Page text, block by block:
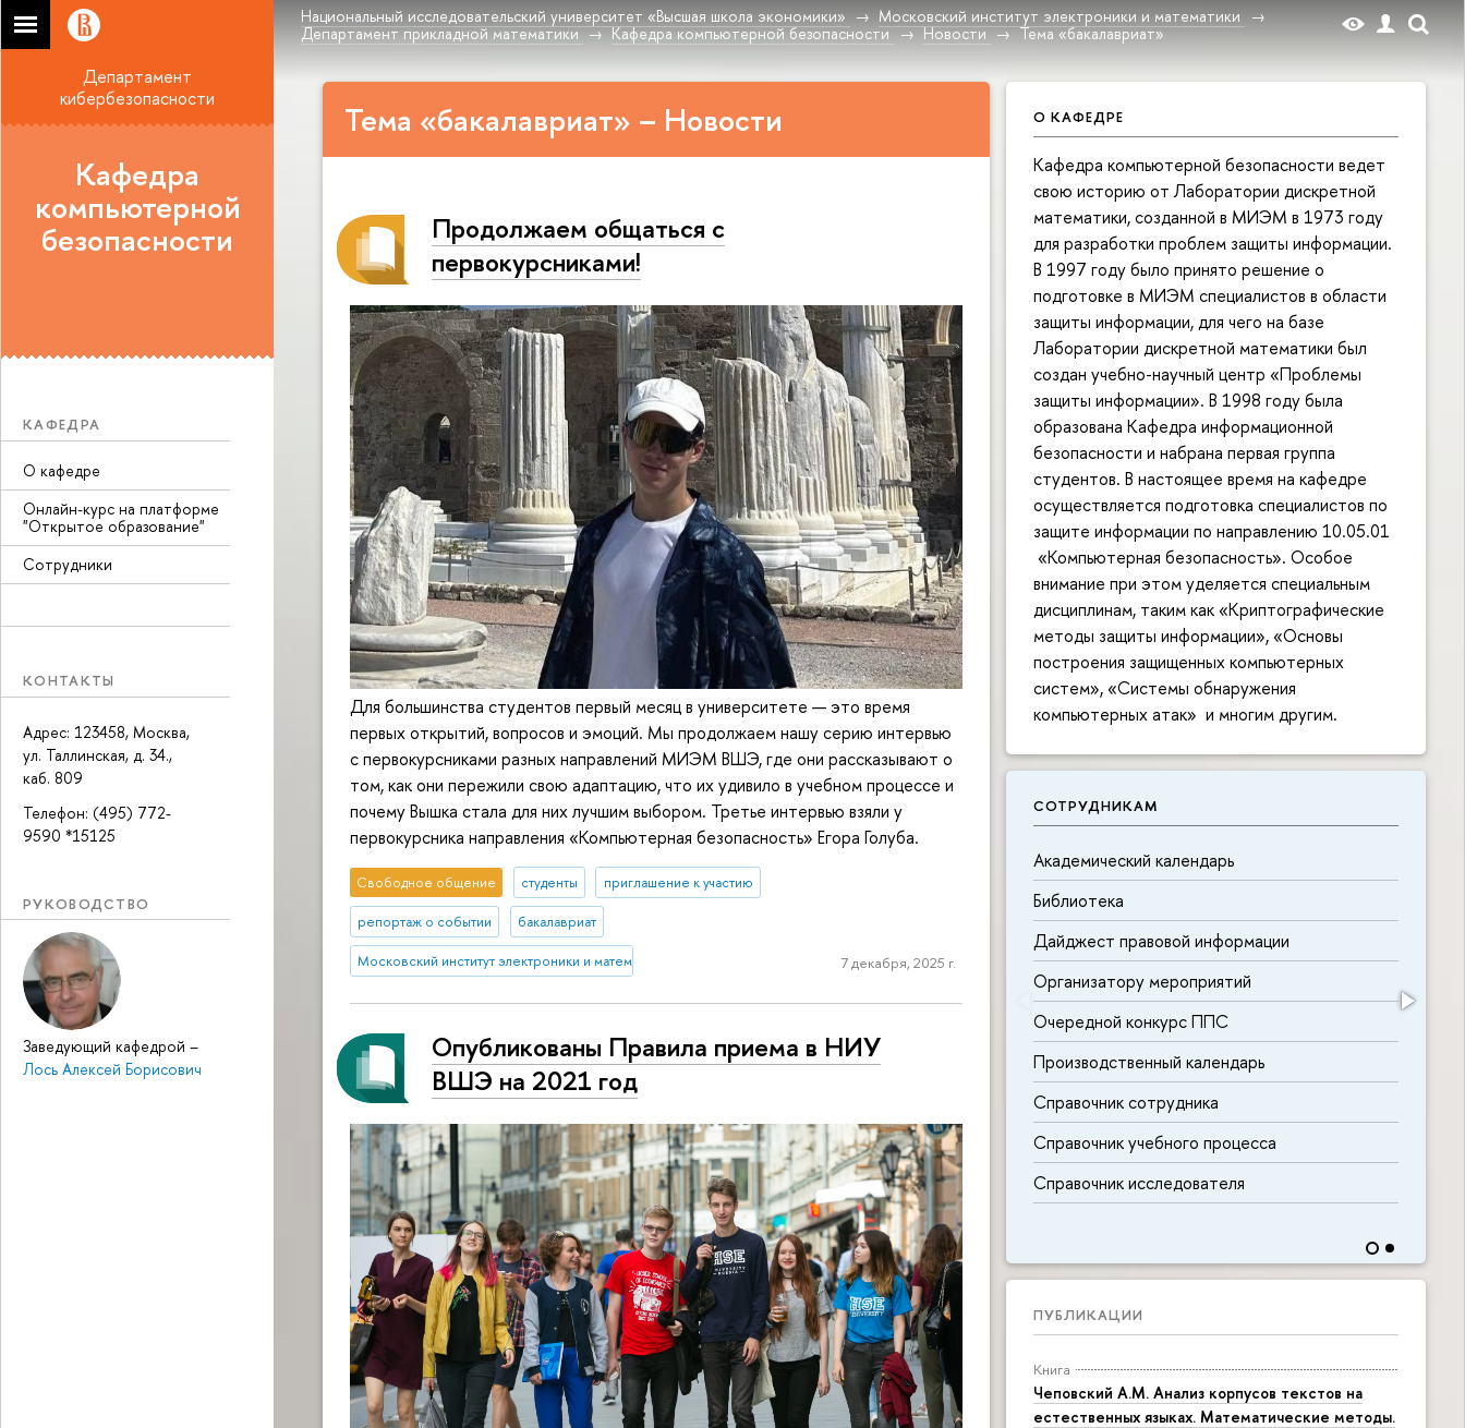
Национальный исследовательский университет «Высшая школа экономики»
Московский институт электроники и математики
Департамент прикладной математики
Кафедра компьютерной безопасности Новости Тема «бакалавриат»
Департамент
кибербезопасности
Кафедра
компьютерной
безопасности
КАФЕДРА
О кафедре
Онлайн-курс на платформе
"Открытое образование"
Сотрудники
КОНТАКТЫ
Адрес: 123458, Москва,
ул. Таллинская, д. 34.,
каб. 809
Телефон: (495) 772-
9590 *15125
РУКОВОДСТВО
Заведующий кафедрой –
Лось Алексей Борисович
О КАФЕДРЕ
Кафедра компьютерной безопасности ведет
свою историю от Лаборатории дискретной
математики, созданной в МИЭМ в 1973 году
для разработки проблем защиты информации.
В 1997 году было принято решение о
подготовке в МИЭМ специалистов в области
защиты информации, для чего на базе
Лаборатории дискретной математики был
создан учебно-научный центр «Проблемы
защиты информации». В 1998 году была
образована Кафедра информационной
безопасности и набрана первая группа
студентов. В настоящее время на кафедре
осуществляется подготовка специалистов по
защите информации по направлению 10.05.01
«Компьютерная безопасность». Особое
внимание при этом уделяется специальным
дисциплинам, таким как «Криптографические
методы защиты информации», «Основы
построения защищенных компьютерных
систем», «Системы обнаружения
компьютерных атак» и многим другим.
СОТРУДНИКАМ
Академический календарь
Библиотека
Дайджест правовой информации
Организатору мероприятий
Очередной конкурс ППС
Производственный календарь
Справочник сотрудника
Справочник учебного процесса
Справочник исследователя
ПУБЛИКАЦИИ
Книга
Чеповский А.М. Анализ корпусов текстов на
естественных языках. Математические методы.
Тема «бакалавриат» – Новости
Продолжаем общаться с
первокурсниками!
Для большинства студентов первый месяц в университете — это время
первых открытий, вопросов и эмоций. Мы продолжаем нашу серию интервью
с первокурсниками разных направлений МИЭМ ВШЭ, где они рассказывают о
том, как они пережили свою адаптацию, что их удивило в учебном процессе и
почему Вышка стала для них лучшим выбором. Третье интервью взяли у
первокурсника направления «Компьютерная безопасность» Егора Голуба.
Свободное общение студенты приглашение к участию
репортаж о событии бакалавриат
Московский институт электроники и математики им. А.Н. Тихонова 7 декабря, 2025 г.
Опубликованы Правила приема в НИУ
ВШЭ на 2021 год